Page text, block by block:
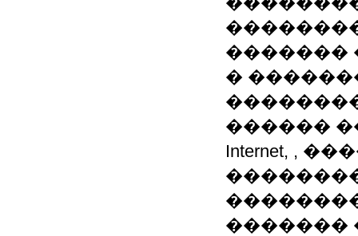
�������
�
������ ��:
Internet, ,
�������